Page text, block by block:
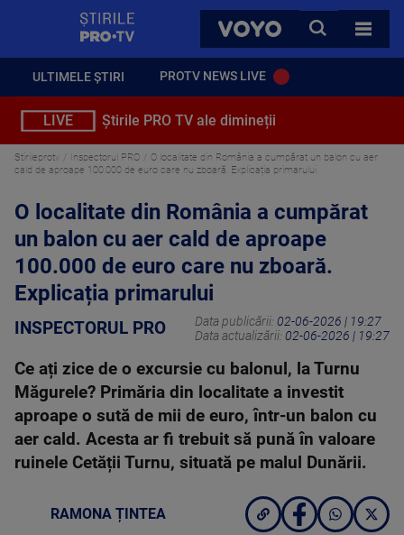
VOYO
CAUTA
TOATE
ULTIMELE ȘTIRI PROTV NEWS LIVE
LIVE Știrile PRO TV ale dimineții
Stirileprotv Inspectorul PRO
O localitate din România a cumpărat un balon cu aer
cald de aproape 100.000 de euro care nu zboară. Explicația primarului
O localitate din România a cumpărat
un balon cu aer cald de aproape
100.000 de euro care nu zboară.
Explicația primarului
INSPECTORUL PRO Data publicării: 02-06-2026 | 19:27
Data actualizării: 02-06-2026 | 19:27
Ce ați zice de o excursie cu balonul, la Turnu
Măgurele? Primăria din localitate a investit
aproape o sută de mii de euro, într-un balon cu
aer cald. Acesta ar fi trebuit să pună în valoare
ruinele Cetății Turnu, situată pe malul Dunării.
RAMONA ȚINTEA